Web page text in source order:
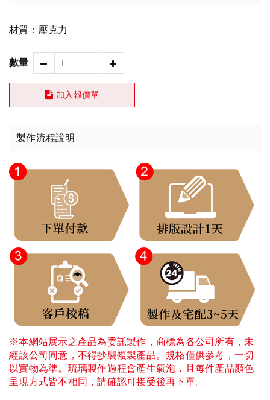
材質：壓克力
數量
加入報價單
製作流程說明
※本網站展示之產品為委託製作，商標為各公司所有，未
經該公司同意，不得抄襲複製產品。規格僅供參考，一切
以實物為準。琉璃製作過程會產生氣泡，且每件產品顏色
呈現方式皆不相同，請確認可接受後再下單。